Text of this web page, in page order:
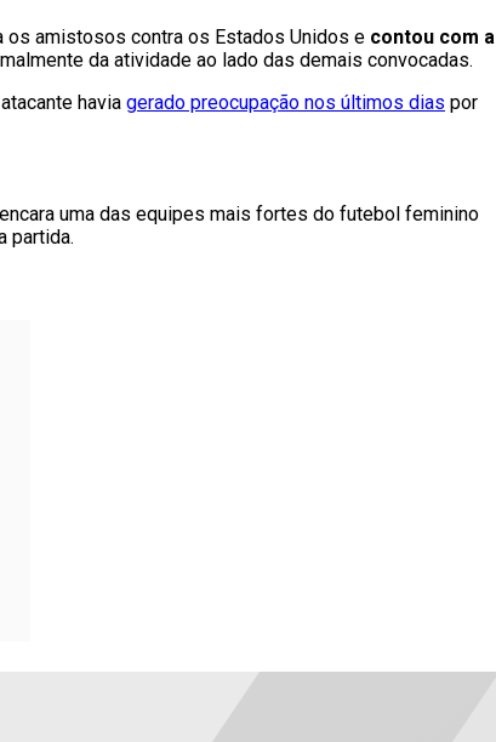
os amistosos contra os Estados Unidos e contou com a
da atividade ao lado das demais convocadas.
havia gerado preocupação nos últimos dias por
uma das equipes mais fortes do futebol feminino
partida.